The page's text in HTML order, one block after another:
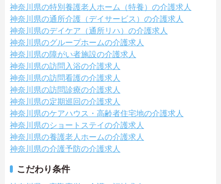
神奈川県の特別養護老人ホーム（特養）の介護求人
神奈川県の通所介護（デイサービス）の介護求人
神奈川県のデイケア（通所リハ）の介護求人
神奈川県のグループホームの介護求人
神奈川県の障がい者施設の介護求人
神奈川県の訪問入浴の介護求人
神奈川県の訪問看護の介護求人
神奈川県の訪問診療の介護求人
神奈川県の定期巡回の介護求人
神奈川県のケアハウス・高齢者住宅地の介護求人
神奈川県のショートステイの介護求人
神奈川県の養護老人ホームの介護求人
神奈川県の介護予防の介護求人
こだわり条件